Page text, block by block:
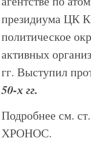
президиума ЦК
политическое
активных
гг. Выступил
50-х гг.
Подробнее см.
ХРОНОС.